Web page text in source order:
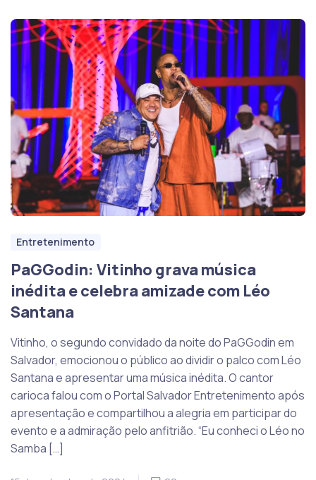
Entretenimento
PaGGodin: Vitinho grava música
inédita e celebra amizade com Léo
Santana
Vitinho, o segundo convidado da noite do PaGGodin em
Salvador, emocionou o público ao dividir o palco com Léo
Santana e apresentar uma música inédita. O cantor
carioca falou com o Portal Salvador Entretenimento após
apresentação e compartilhou a alegria em participar do
evento e a admiração pelo anfitrião. “Eu conheci o Léo no
Samba […]